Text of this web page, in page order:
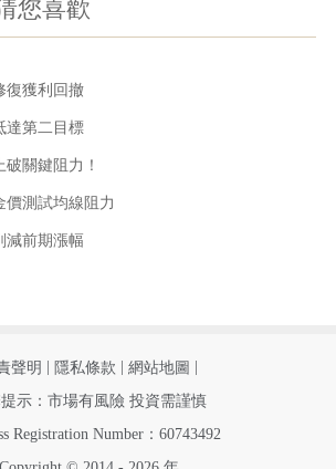
您喜歡
復獲利回撤
達第二目標
關鍵阻力！
價測試均線阻力
減前期漲幅
聲明 隱私條款 網站地圖
示：市場有風險 投資需謹慎
Registration Number：60743492